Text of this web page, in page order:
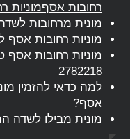
רחובות אסףמוניות
מונית מרחובות
מוניות רחובות אסף
2782218
למה כדאי להזמין
אסף?
מונית מבילו לשדה